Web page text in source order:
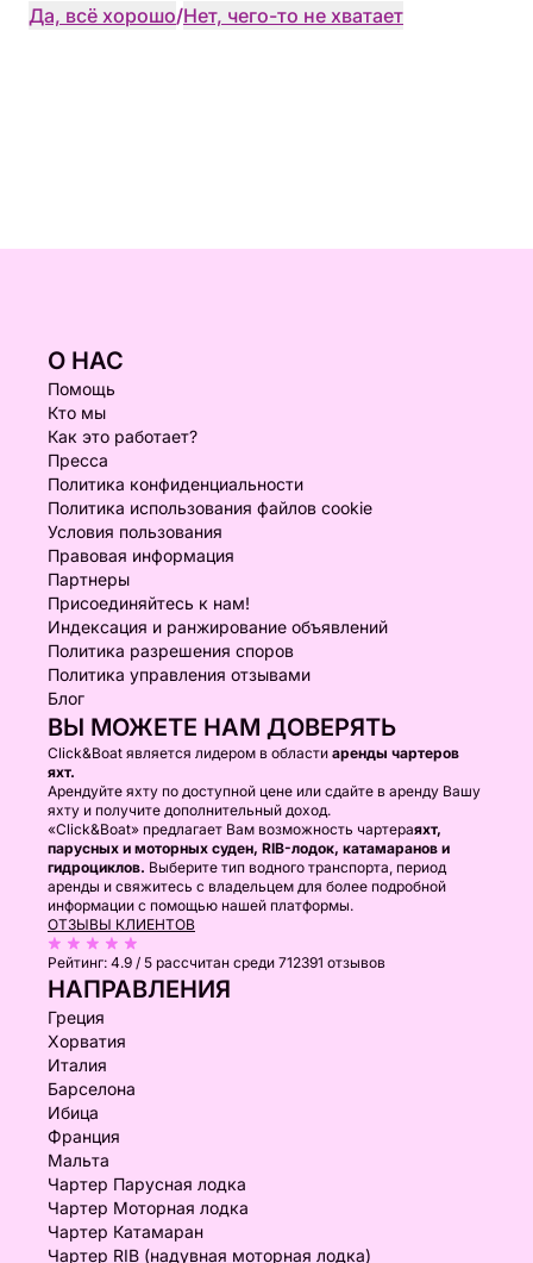
Да, всё хорошо/Нет, чего-то не хватает
О НАС
Помощь
Кто мы
Как это работает?
Пресса
Политика конфиденциальности
Политика использования файлов cookie
Условия пользования
Правовая информация
Партнеры
Присоединяйтесь к нам!
Индексация и ранжирование объявлений
Политика разрешения споров
Политика управления отзывами
Блог
ВЫ МОЖЕТЕ НАМ ДОВЕРЯТЬ
Click&Boat является лидером в области аренды чартеров
яхт.
Арендуйте яхту по доступной цене или сдайте в аренду Вашу
яхту и получите дополнительный доход.
«Click&Boat» предлагает Вам возможность чартераяхт,
парусных и моторных суден, RIB-лодок, катамаранов и
гидроциклов. Выберите тип водного транспорта, период
аренды и свяжитесь с владельцем для более подробной
информации с помощью нашей платформы.
ОТЗЫВЫ КЛИЕНТОВ
Рейтинг: 4.9 / 5 рассчитан среди 712391 отзывов
НАПРАВЛЕНИЯ
Греция
Хорватия
Италия
Барселона
Ибица
Франция
Мальта
Чартер Парусная лодка
Чартер Моторная лодка
Чартер Катамаран
Чартер RIB (надувная моторная лодка)